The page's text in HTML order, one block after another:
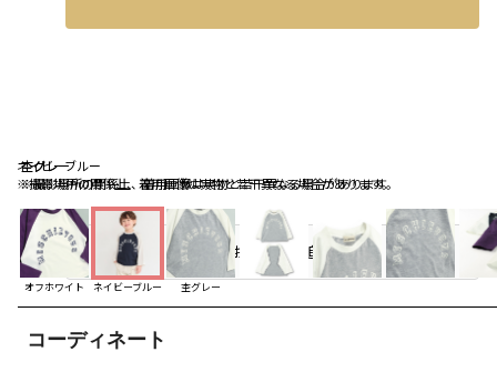
ネイビーブルー
※撮影場所の関係上、着用画像は実物と若干異なる場合があります。
杢グレー
※撮影場所の関係上、着用画像は実物と若干異なる場合があります。
杢グレー
オフホワイト ネイビーブルー 杢グレー
コーディネート
お気に入り追加